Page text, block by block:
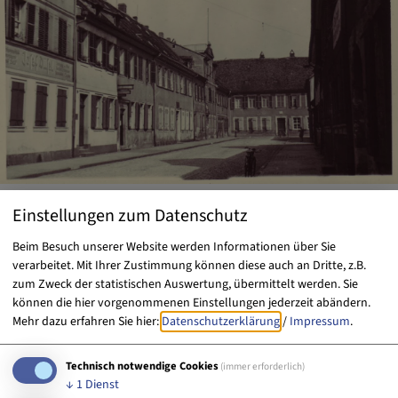
Diezwei- bis dreigeschossigen Richthäuser
waren zumeist in einer Breite von sechs
Fensterachsen und in der Länge von sechs bis
zwölf Fensterachsen angelegt. Sie traten etwa
einen halben Meter von ihrem Baublock
hervor und zeichneten sich durch eine etwas
größere Höhe im 1. Oberschoss als die der
Einstellungen zum Datenschutz
Beim Besuch unserer Website werden Informationen über Sie
verarbeitet. Mit Ihrer Zustimmung können diese auch an Dritte, z.B.
zum Zweck der statistischen Auswertung, übermittelt werden. Sie
können die hier vorgenommenen Einstellungen jederzeit abändern.
Mehr dazu erfahren Sie hier: Datenschutzerklärung/ Impressum.
Technisch notwendige Cookies (immer erforderlich)
↓ 1 Dienst